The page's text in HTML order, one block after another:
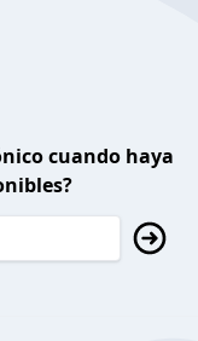
cuando haya